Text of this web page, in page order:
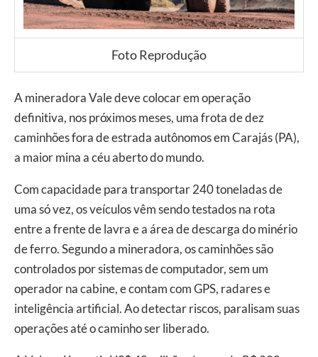
Foto Reprodução
A mineradora Vale deve colocar em operação
definitiva, nos próximos meses, uma frota de dez
caminhões fora de estrada autônomos em Carajás (PA),
a maior mina a céu aberto do mundo.
Com capacidade para transportar 240 toneladas de
uma só vez, os veículos vêm sendo testados na rota
entre a frente de lavra e a área de descarga do minério
de ferro. Segundo a mineradora, os caminhões são
controlados por sistemas de computador, sem um
operador na cabine, e contam com GPS, radares e
inteligência artificial. Ao detectar riscos, paralisam suas
operações até o caminho ser liberado.